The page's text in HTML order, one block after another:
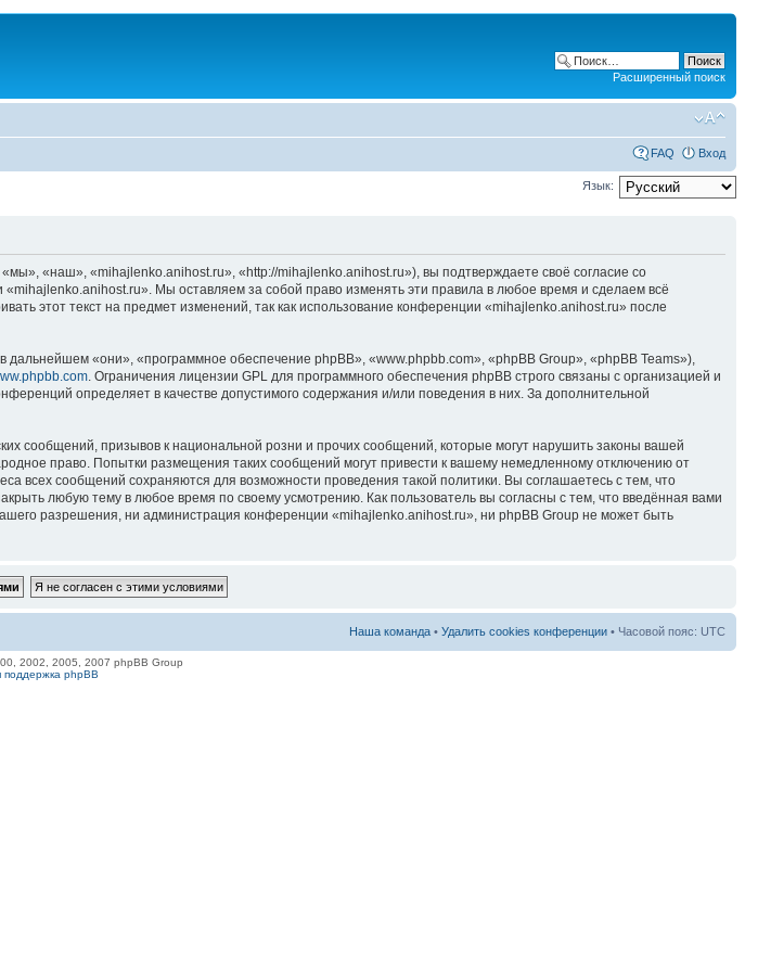
Расширенный поиск
FAQ Вход
Язык:
«наш», «mihajlenko.anihost.ru», «http://mihajlenko.anihost.ru»), вы подтверждаете своё согласие со
Мы оставляем за собой право изменять эти правила в любое время и сделаем всё
этот текст на предмет изменений, так как использование конференции «mihajlenko.anihost.ru» после
«они», «программное обеспечение phpBB», «www.phpbb.com», «phpBB Group», «phpBB Teams»),
. Ограничения лицензии GPL для программного обеспечения phpBB строго связаны с организацией и
определяет в качестве допустимого содержания и/или поведения в них. За дополнительной
сообщений, призывов к национальной розни и прочих сообщений, которые могут нарушить законы вашей
право. Попытки размещения таких сообщений могут привести к вашему немедленному отключению от
всех сообщений сохраняются для возможности проведения такой политики. Вы соглашаетесь с тем, что
любую тему в любое время по своему усмотрению. Как пользователь вы согласны с тем, что введённая вами
разрешения, ни администрация конференции «mihajlenko.anihost.ru», ни phpBB Group не может быть
Наша команда • Удалить cookies конференции • Часовой пояс: UTC
2002, 2005, 2007 phpBB Group
поддержка phpBB